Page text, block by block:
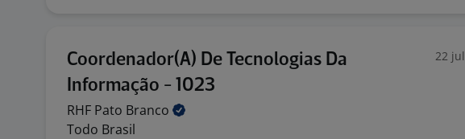
Coordenador(A) De Tecnologias Da
Informação - 1023
22 jul
RHF Pato Branco
Todo Brasil